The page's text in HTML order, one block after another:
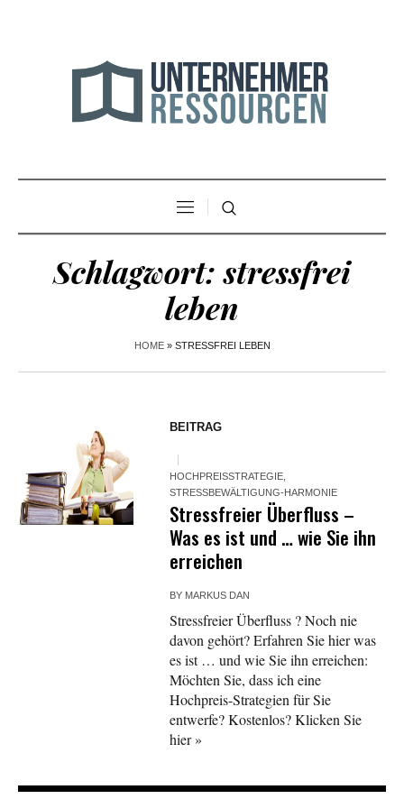
Schlagwort:stressfrei
leben
HOME» STRESSFREI LEBEN
BEITRAG
HOCHPREISSTRATEGIE,
STRESSBEWÄLTIGUNG-HARMONIE
Stressfreier Überfluss –
Was es ist und … wie Sie ihn
erreichen
BY MARKUS DAN
Stressfreier Überfluss ? Noch nie
davon gehört? Erfahren Sie hier was
es ist … und wie Sie ihn erreichen:
Möchten Sie, dass ich eine
Hochpreis-Strategien für Sie
entwerfe? Kostenlos? Klicken Sie
hier »